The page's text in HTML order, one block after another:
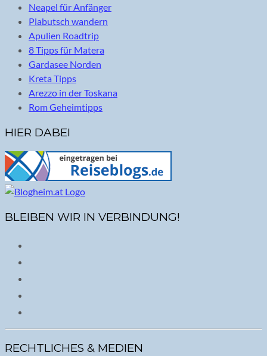
Neapel für Anfänger
Plabutsch wandern
Apulien Roadtrip
8 Tipps für Matera
Gardasee Norden
Kreta Tipps
Arezzo in der Toskana
Rom Geheimtipps
HIER DABEI
BLEIBEN WIR IN VERBINDUNG!
RECHTLICHES & MEDIEN